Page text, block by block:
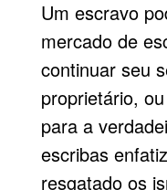
Um escravo
mercado de
continuar seu
proprietário,
para a
escribas
resgatado os